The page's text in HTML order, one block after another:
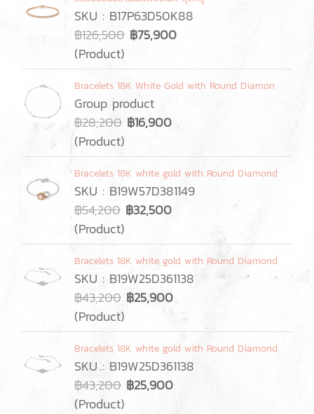
SKU : B17P63D50K88
฿126,500 ฿75,900
(Product)
Bracelets 18K White Gold with Round Diamon
Group product
฿28,200 ฿16,900
(Product)
Bracelets 18K white gold with Round Diamond
SKU : B19W57D381149
฿54,200 ฿32,500
(Product)
Bracelets 18K white gold with Round Diamond
SKU : B19W25D361138
฿43,200 ฿25,900
(Product)
Bracelets 18K white gold with Round Diamond
SKU : B19W25D361138
฿43,200 ฿25,900
(Product)